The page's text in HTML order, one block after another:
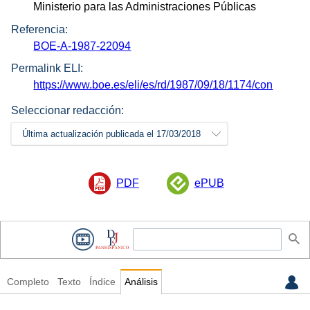
Ministerio para las Administraciones Públicas
Referencia:
BOE-A-1987-22094
Permalink ELI:
https://www.boe.es/eli/es/rd/1987/09/18/1174/con
Seleccionar redacción:
Última actualización publicada el 17/03/2018
PDF ePUB
Completo Texto Índice Análisis